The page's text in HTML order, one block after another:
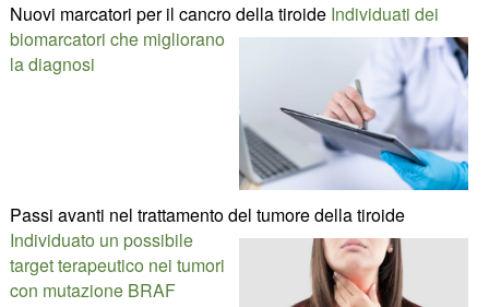
Nuovi marcatori per il cancro della tiroide Individuati dei
biomarcatori che migliorano
la diagnosi
Passi avanti nel trattamento del tumore della tiroide
Individuato un possibile
target terapeutico nei tumori
con mutazione BRAF